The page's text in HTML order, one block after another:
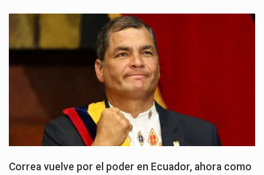
Correa vuelve por el poder en Ecuador, ahora como